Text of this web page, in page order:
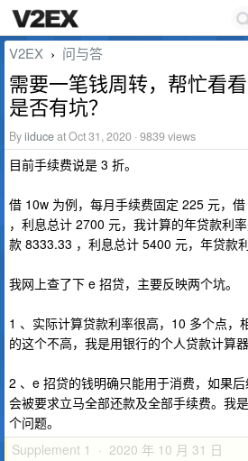
V2EX › 问与答
需要一笔钱周转，帮忙看
是否有坑？
Byiiduceat Oct 31, 2020 · 9839 views
目前手续费说是 3 折。
借 10w 为例，每月手续费固定 225 元，
，利息总计 2700 元，我计算的年贷款利
款 8333.33 ，利息总计 5400 元，年贷款
我网上查了下 e 招贷，主要反映两个坑。
1 、实际计算贷款利率很高，10 多个点，
的这个不高，我是用银行的个人贷款计算
2 、e 招贷的钱明确只能用于消费，如果后
会被要求立马全部还款及全部手续费。我
个问题。
Supplement 1 · 2020 年 10 月 31 日